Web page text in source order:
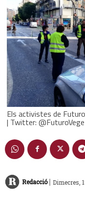
Els activistes de
| Twitter:
Redacció | Dimecres,